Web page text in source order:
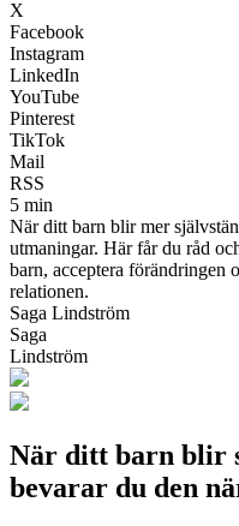
X
Facebook
Instagram
LinkedIn
YouTube
Pinterest
TikTok
Mail
RSS
5 min
När ditt barn blir mer
utmaningar. Här får du råd
barn, acceptera förändringen
relationen.
Saga Lindström
Saga
Lindström
När ditt barn blir
bevarar du den